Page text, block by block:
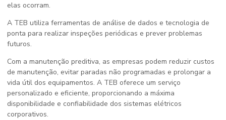
elas ocorram.
A TEB utiliza ferramentas de análise de dados e tecnologia de
ponta para realizar inspeções periódicas e prever problemas
futuros.
Com a manutenção preditiva, as empresas podem reduzir custos
de manutenção, evitar paradas não programadas e prolongar a
vida útil dos equipamentos. A TEB oferece um serviço
personalizado e eficiente, proporcionando a máxima
disponibilidade e confiabilidade dos sistemas elétricos
corporativos.